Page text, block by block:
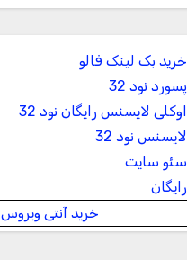
خرید بک لینک فالو
پسورد نود 32
اوکلی لایسنس رایگان نود 32
لایسنس نود 32
سئو سایت
رایگان
خرید آنتی ویروس